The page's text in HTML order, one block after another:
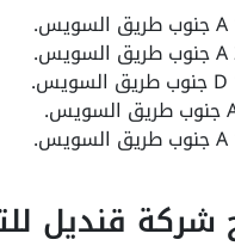
شركة قنديل